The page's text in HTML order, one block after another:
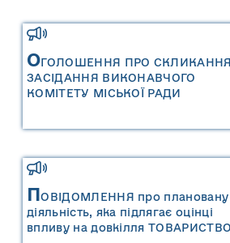
управління відходами
міської територіальної громади»
ОГОЛОШЕННЯ ПРО СКЛИКАННЯ
ЗАСІДАННЯ ВИКОНАВЧОГО
КОМІТЕТУ МІСЬКОЇ РАДИ
ПОВІДОМЛЕННЯ про плановану
діяльність, яка підлягає оцінці
впливу на довкілля